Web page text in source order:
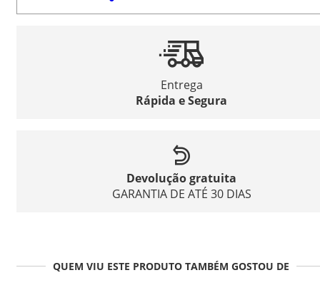
Entrega
Rápida e Segura
Devolução gratuita
GARANTIA DE ATÉ 30 DIAS
QUEM VIU ESTE PRODUTO TAMBÉM GOSTOU DE